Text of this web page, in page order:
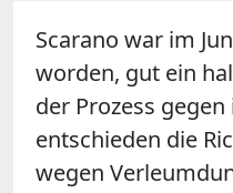
Scarano war im
worden, gut ein
der Prozess
entschieden die
wegen